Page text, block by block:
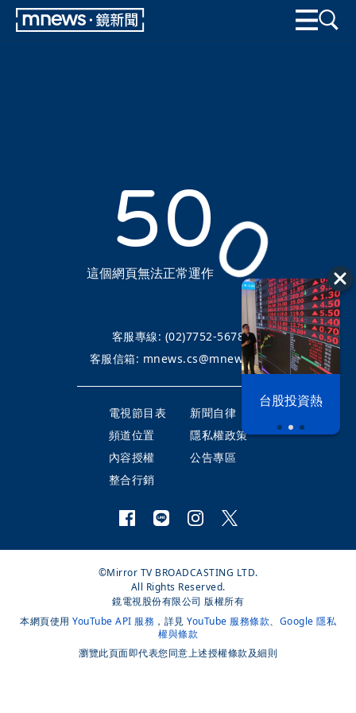
以色列 穹頂
之下
台股投資熱
500
這個網頁無法正常運作
客服專線: (02)7752-5678
客服信箱: mnews.cs@mnews.tw
電視節目表
新聞自律
頻道位置
隱私權政策
內容授權
公告專區
整合行銷
©Mirror TV BROADCASTING LTD.
All Rights Reserved.
鏡電視股份有限公司 版權所有
本網頁使用 YouTube API 服務 ，詳見 YouTube 服務條款、 Google 隱私
權與條款
瀏覽此頁面即代表您同意上述授權條款及細則